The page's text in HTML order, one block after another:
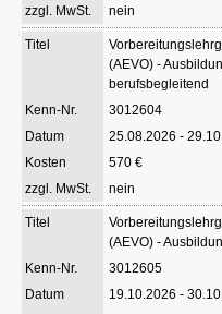
nein
(AEVO) -
berufsbegleitend
3012604
25.08.2026 -
570 €
nein
(AEVO) -
3012605
19.10.2026 -